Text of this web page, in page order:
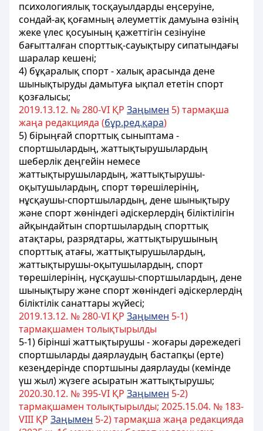
психологиялық тосқауылдарды еңсеруіне,
сондай-ақ қоғамның әлеуметтік дамуына өзінің
жеке үлес қосуының қажеттігін сезінуіне
бағытталған спорттық-сауықтыру сипатындағы
шаралар кешені;
4) бұқаралық спорт - халық арасында дене
шынықтыруды дамытуға ықпал ететін спорт
қозғалысы;
2019.13.12. № 280-VI ҚР Заңымен 5) тармақша
жаңа редакцияда (бұр.ред.қара)
5) бірыңғай спорттық сыныптама -
спортшылардың, жаттықтырушылардың
шеберлік деңгейін немесе
жаттықтырушылардың, жаттықтырушы-
оқытушылардың, спорт төрешілерінің,
нұсқаушы-спортшылардың, дене шынықтыру
және спорт жөніндегі әдіскерлердің біліктілігін
айқындайтын спортшылардың спорттық
атақтары, разрядтары, жаттықтырушының
спорттық атағы, жаттықтырушылардың,
жаттықтырушы-оқытушылардың, спорт
төрешілерінің, нұсқаушы-спортшылардың, дене
шынықтыру және спорт жөніндегі әдіскерлердің
біліктілік санаттары жүйесі;
2019.13.12. № 280-VI ҚР Заңымен 5-1)
тармақшамен толықтырылды
5-1) бірінші жаттықтырушы - жоғары дәрежедегі
спортшыларды даярлаудың бастапқы (ерте)
кезеңдерінде спортшыны даярлауды (кемінде
үш жыл) жүзеге асыратын жаттықтырушы;
2020.30.12. № 395-VI ҚР Заңымен 5-2)
тармақшамен толықтырылды; 2025.15.04. № 183-
VIII ҚР Заңымен 5-2) тармақша жаңа редакцияда